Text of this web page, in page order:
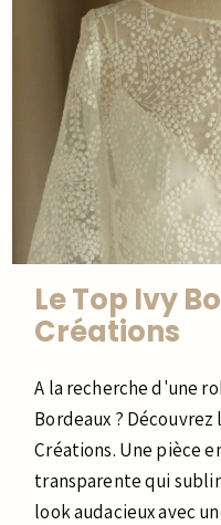
Le Top Ivy
Créations
A la recherche d'une
Bordeaux ?
Créations. Une pièce
transparente qui
look audacieux avec